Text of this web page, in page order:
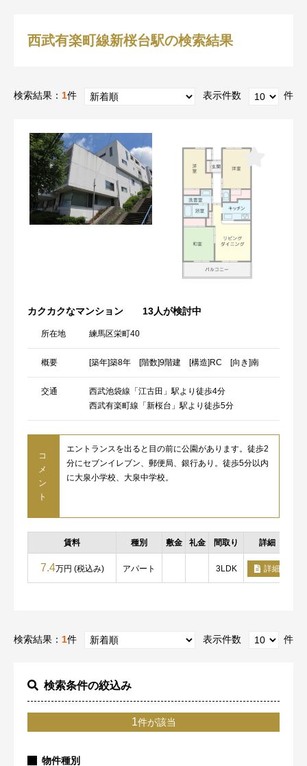
検索条件の絞込み
1件が該当
物件種別
西武有楽町線新桜台駅の検索結果
検索結果： 1件 表示件数 件
カクカクなマンション 13人が検討中
所在地 練馬区栄町40
概要 [築年]築8年 [階数]9階建 [構造]RC [向き]南
交通
西武池袋線「江古田」駅より徒歩4分
西武有楽町線「新桜台」駅より徒歩5分
コ
メ
ン
ト
エントランスを出ると目の前に公園があります。徒歩2
分にセブンイレブン、郵便局、銀行あり。徒歩5分以内
に大泉小学校、大泉中学校。
賃料 種別 敷金 礼金 間取り 詳細
7.4万円 (税込み) アパート 3LDK 詳細
検索結果： 1件 表示件数 件